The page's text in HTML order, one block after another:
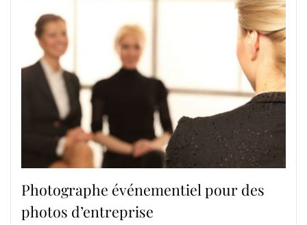
Photographe événementiel pour des
photos d’entreprise